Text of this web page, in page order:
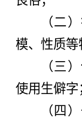
（二
模、性质等
（三
使用生僻字
（四